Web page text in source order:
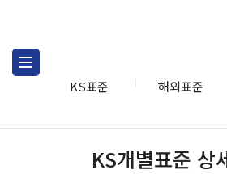
KS표준 해외표준
KS개별표준 상